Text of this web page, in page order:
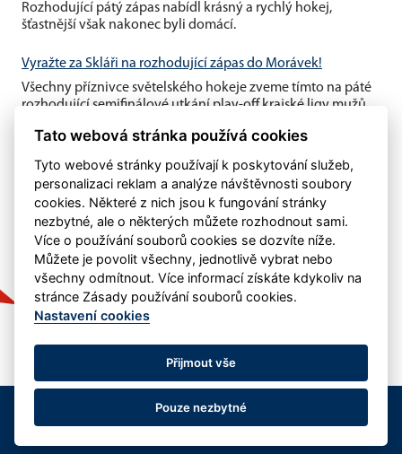
Rozhodující pátý zápas nabídl krásný a rychlý hokej,
šťastnější však nakonec byli domácí.
Vyražte za Skláři na rozhodující zápas do Morávek!
Všechny příznivce světelského hokeje zveme tímto na páté
rozhodující semifinálové utkání play-off krajské ligy mužů,
& HC Světlá nad Sázavou - kontakt:
Tato webová stránka používá cookies
Tyto webové stránky používají k poskytování služeb,
personalizaci reklam a analýze návštěvnosti soubory
cookies. Některé z nich jsou k fungování stránky
nezbytné, ale o některých můžete rozhodnout sami.
Více o používání souborů cookies se dozvíte níže.
Můžete je povolit všechny, jednotlivě vybrat nebo
všechny odmítnout. Více informací získáte kdykoliv na
stránce Zásady používání souborů cookies.
Nastavení cookies
Přijmout vše
Pouze nezbytné